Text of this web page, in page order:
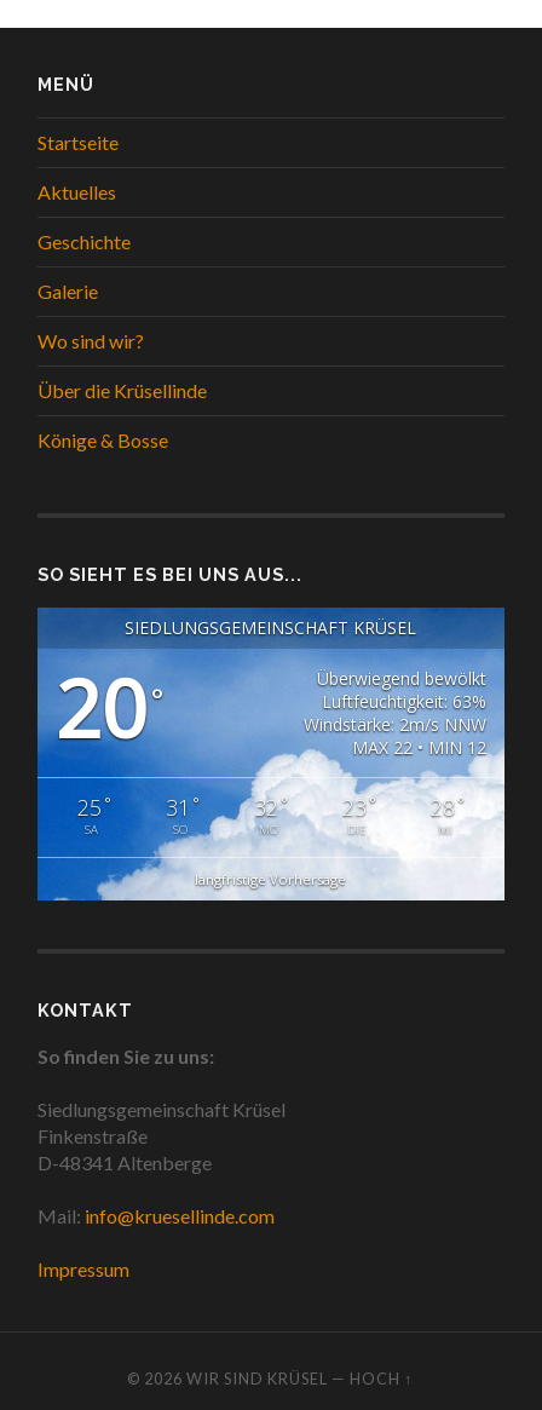
MENÜ
Startseite
Aktuelles
Geschichte
Galerie
Wo sind wir?
Über die Krüsellinde
Könige & Bosse
SO SIEHT ES BEI UNS AUS...
SIEDLUNGSGEMEINSCHAFT KRÜSEL
20°
Überwiegend bewölkt
Luftfeuchtigkeit: 63%
Windstärke: 2m/s NNW
MAX 22 • MIN 12
25°
SA
31 °
SO
32°
MO
23°
DIE
28°
MI
langfristige Vorhersage
KONTAKT
So finden Sie zu uns:
Siedlungsgemeinschaft Krüsel
Finkenstraße
D-48341 Altenberge
Mail: info@kruesellinde.com
Impressum
© 2026WIR SIND KRÜSEL — HOCH ↑